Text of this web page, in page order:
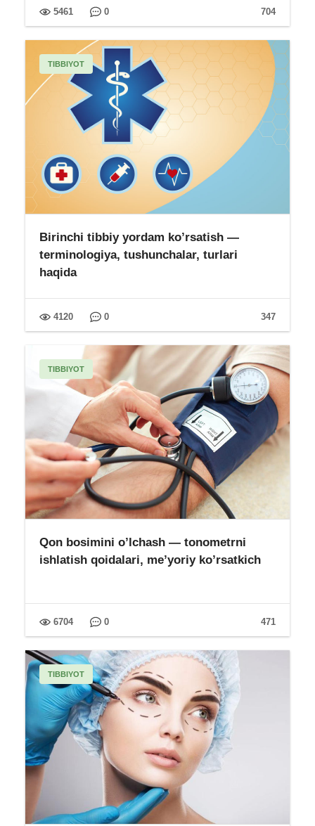
704
5461 0
TIBBIYOT
Birinchi tibbiy yordam ko’rsatish —
terminologiya, tushunchalar, turlari
haqida
347
4120 0
TIBBIYOT
Qon bosimini o’lchash — tonometrni
ishlatish qoidalari, me’yoriy ko’rsatkich
471
6704 0
TIBBIYOT